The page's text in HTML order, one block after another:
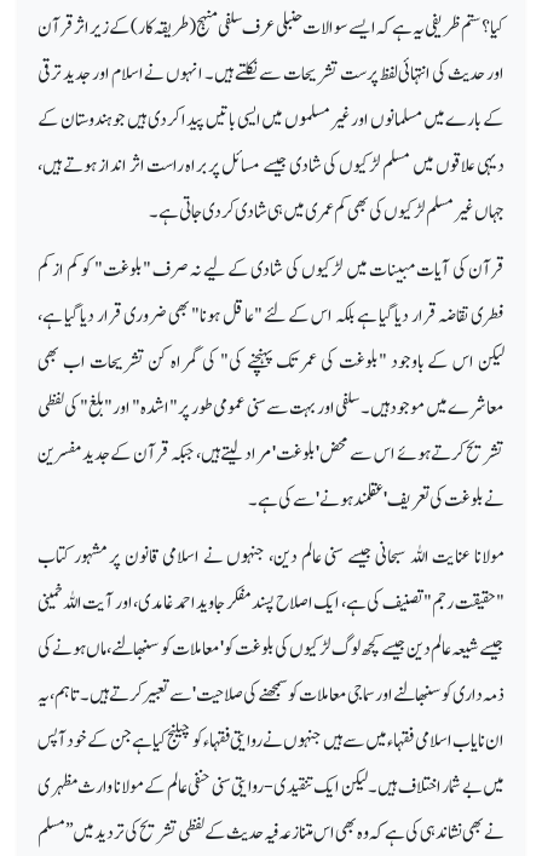
کیا؟ ستم ظریفی یہ ہے کہ ایسے سوالات حنبلی عرف سلفی منہج (طریقہ کار) کے زیر اثر قرآن
اور حدیث کی انتہائی لفظ پرست تشریحات سے نکلتے ہیں۔ انہوں نے اسلام اور جدید ترقی
کے بارے میں مسلمانوں اور غیر مسلموں میں ایسی باتیں پیدا کر دی ہیں جو ہندوستان کے
دیہی علاقوں میں مسلم لڑکیوں کی شادی جیسے مسائل پر براہ راست اثر انداز ہوتے ہیں،
جہاں غیر مسلم لڑکیوں کی بھی کم عمری میں ہی شادی کر دی جاتی ہے۔
قرآن کی آیات مبینات میں لڑکیوں کی شادی کے لیے نہ صرف "بلوغت" کو کم از کم
فطری تقاضہ قرار دیا گیا ہے بلکہ اس کے لئے "عاقل ہونا" بھی ضروری قرار دیا گیا ہے،
لیکن اس کے باوجود "بلوغت کی عمر تک پہنچنے کی" کی گمراہ کن تشریحات اب بھی
معاشرے میں موجود ہیں۔ سلفی اور بہت سے سنی عمومی طور پر "اشدہ" اور "بلغ" کی لفظی
تشریح کرتے ہوئے اس سے محض 'بلوغت' مراد لیتے ہیں، جبکہ قرآن کے جدید مفسرین
نے بلوغت کی تعریف 'عقلمند ہونے' سے کی ہے۔
مولانا عنایت اللہ سبحانی جیسے سنی عالم دین، جنہوں نے اسلامی قانون پر مشہور کتاب
"حقیقت رجم" تصنیف کی ہے، ایک اصلاح پسند مفکر جاوید احمد غامدی، اور آیت اللہ خمینی
جیسے شیعہ عالم دین جیسے کچھ لوگ لڑکیوں کی بلوغت کو 'معاملات کو سنبھالنے، ماں ہونے کی
ذمہ داری کو سنبھالنے اور سماجی معاملات کو سمجھنے کی صلاحیت' سے تعبیر کرتے ہیں۔ تاہم، یہ
ان نایاب اسلامی فقہاء میں سے ہیں جنہوں نے روایتی فقہاء کو چیلنج کیا ہے جن کے خود آپس
میں بے شمار اختلاف ہیں۔ لیکن ایک تنقیدی-روایتی سنی حنفی عالم کے مولانا وارث مظہری
نے بھی نشاندہی کی ہے کہ وہ بھی اس متنازعہ فیہ حدیث کے لفظی تشریح کی تردید میں ’’مسلم